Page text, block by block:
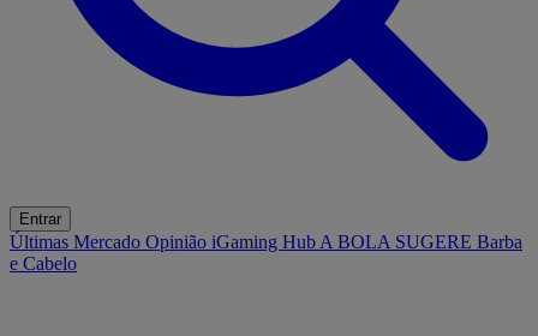
Entrar
Últimas Mercado Opinião iGaming Hub A BOLA SUGERE Barba
e Cabelo